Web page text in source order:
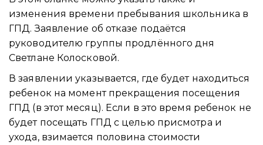
изменения времени пребывания школьника в
ГПД. Заявление об отказе подаётся
руководителю группы продлённого дня
Светлане Колосковой.
В заявлении указывается, где будет находиться
ребенок на момент прекращения посещения
ГПД (в этот месяц). Если в это время ребенок не
будет посещать ГПД с целью присмотра и
ухода, взимается половина стоимости